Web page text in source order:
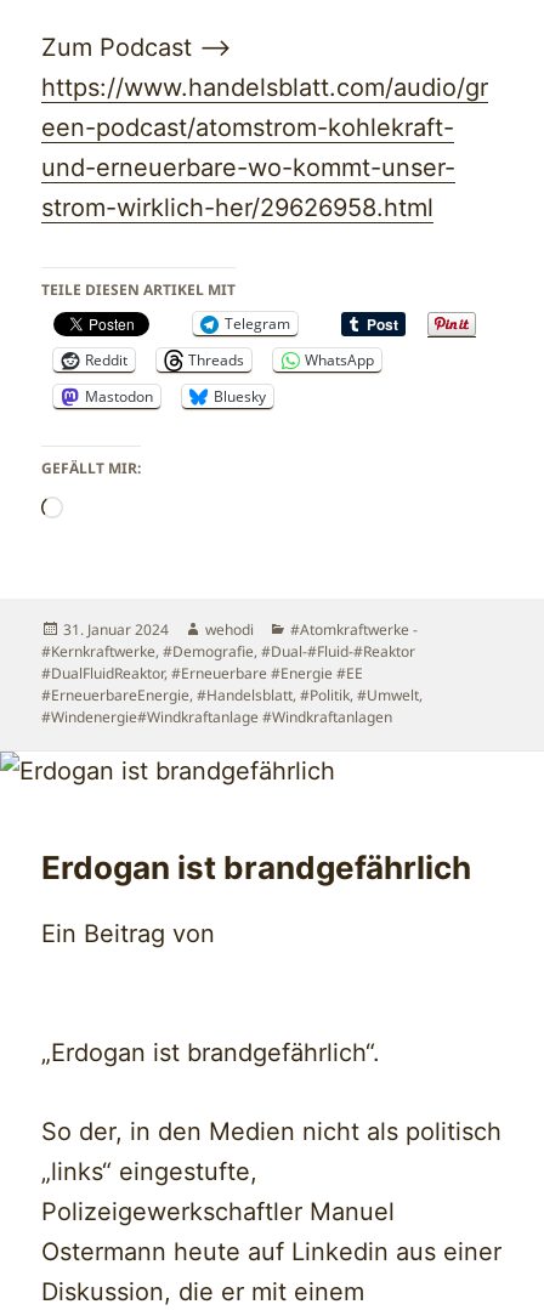
Zum Podcast —>
https://www.handelsblatt.com/audio/gr
een-podcast/atomstrom-kohlekraft-
und-erneuerbare-wo-kommt-unser-
strom-wirklich-her/29626958.html
TEILE DIESEN ARTIKEL MIT
Telegram
Reddit
Threads
WhatsApp
Mastodon
Bluesky
GEFÄLLT MIR:
Wird
Veröffentlicht
am
31. Januar 2024 Autor
wehodi Kategorien
#Atomkraftwerke -
#Kernkraftwerke,#Demografie,#Dual-#Fluid-#Reaktor
#DualFluidReaktor,#Erneuerbare #Energie #EE
#ErneuerbareEnergie,#Handelsblatt,#Politik,#Umwelt,
#Windenergie#Windkraftanlage #Windkraftanlagen
Erdogan ist brandgefährlich
Ein Beitrag von
„Erdogan ist brandgefährlich“.
So der, in den Medien nicht als politisch
„links“ eingestufte,
Polizeigewerkschaftler Manuel
Ostermann heute auf Linkedin aus einer
Diskussion, die er mit einem